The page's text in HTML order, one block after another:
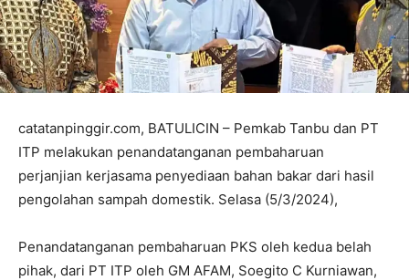
catatanpinggir.com, BATULICIN – Pemkab Tanbu dan PT
ITP melakukan penandatanganan pembaharuan
perjanjian kerjasama penyediaan bahan bakar dari hasil
pengolahan sampah domestik. Selasa (5/3/2024),
Penandatanganan pembaharuan PKS oleh kedua belah
pihak, dari PT ITP oleh GM AFAM, Soegito C Kurniawan,